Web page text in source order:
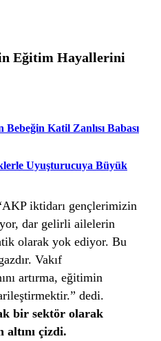
Eğitim Hayallerini
Katil Zanlısı Babası
Uyuşturucuya Büyük
iktidarı gençlerimizin
dar gelirli ailelerin
olarak yok ediyor. Bu
Vakıf
artırma, eğitimin
dedi.
bir sektör olarak
çizdi.